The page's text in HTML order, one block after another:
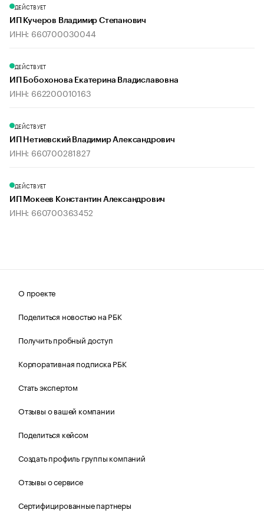
ДЕЙСТВУЕТ
ИП Кучеров Владимир Степанович
ИНН: 660700030044
ДЕЙСТВУЕТ
ИП Бобохонова Екатерина Владиславовна
ИНН: 662200010163
ДЕЙСТВУЕТ
ИП Нетиевский Владимир Александрович
ИНН: 660700281827
ДЕЙСТВУЕТ
ИП Мокеев Константин Александрович
ИНН: 660700363452
О проекте
Поделиться новостью на РБК
Получить пробный доступ
Корпоративная подписка РБК
Стать экспертом
Отзывы о вашей компании
Поделиться кейсом
Создать профиль группы компаний
Отзывы о сервисе
Сертифицированные партнеры